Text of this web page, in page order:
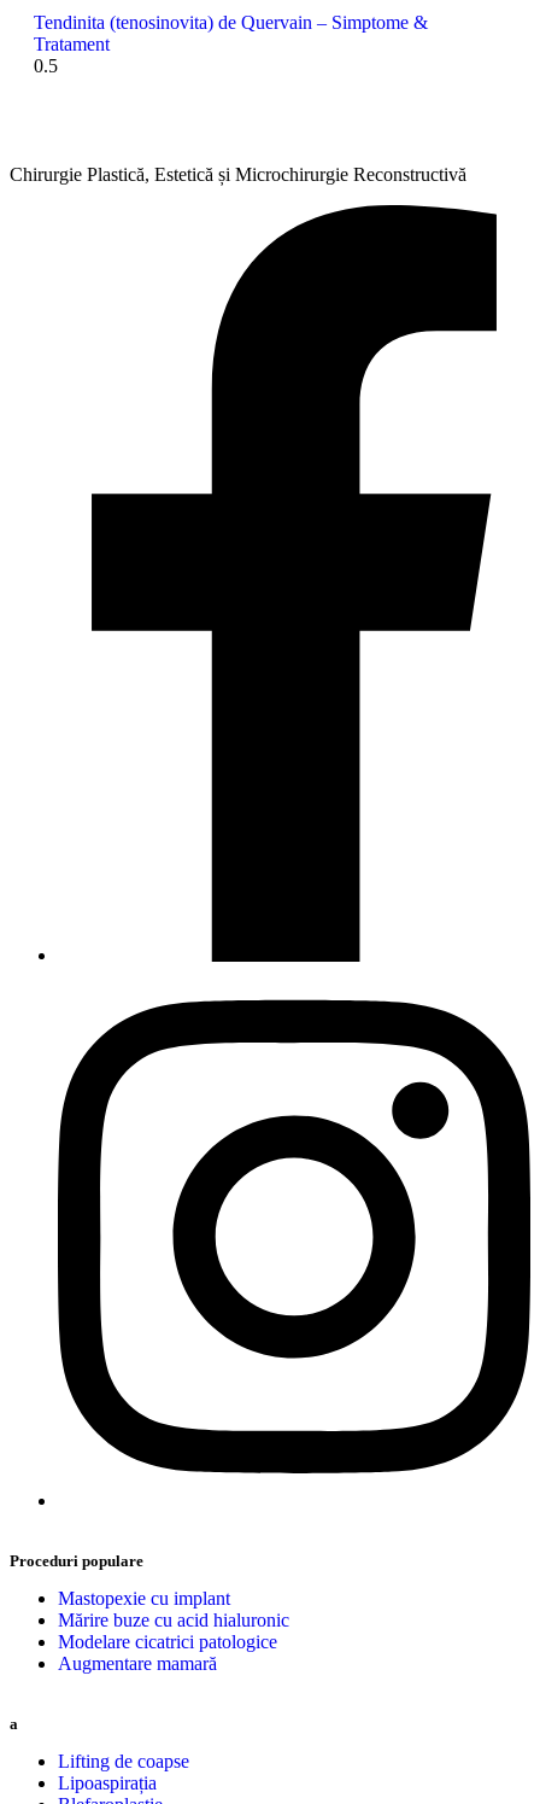
Tendinita (tenosinovita) de Quervain – Simptome &
Tratament
Chirurgie Plastică, Estetică și Microchirurgie Reconstructivă
Proceduri populare
Mastopexie cu implant
Mărire buze cu acid hialuronic
Modelare cicatrici patologice
Augmentare mamară
a
Lifting de coapse
Lipoaspirația